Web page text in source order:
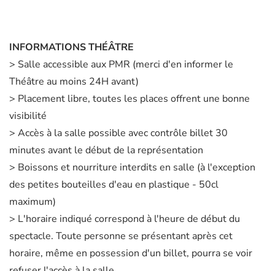
INFORMATIONS THÉÂTRE
> Salle accessible aux PMR (merci d'en informer le
Théâtre au moins 24H avant)
> Placement libre, toutes les places offrent une bonne
visibilité
> Accès à la salle possible avec contrôle billet 30
minutes avant le début de la représentation
> Boissons et nourriture interdits en salle (à l'exception
des petites bouteilles d'eau en plastique - 50cl
maximum)
> L'horaire indiqué correspond à l'heure de début du
spectacle. Toute personne se présentant après cet
horaire, même en possession d'un billet, pourra se voir